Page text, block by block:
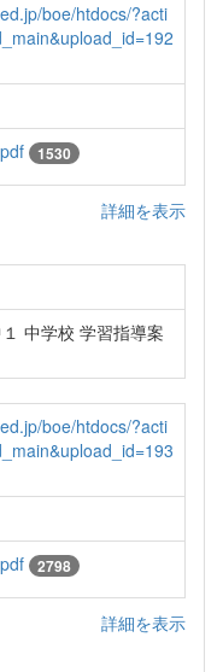
boe/htdocs/?acti
1530
詳細を表示
中学校 学習指導案
boe/htdocs/?acti
2798
詳細を表示